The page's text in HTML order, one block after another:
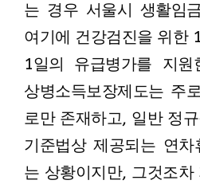
는 경우 서울시 생활임
여기에 건강검진을 위한
1일의 유급병가를 지원
상병소득보장제도는 주
로만 존재하고, 일반 정
기준법상 제공되는 연
는 상황이지만, 그것조